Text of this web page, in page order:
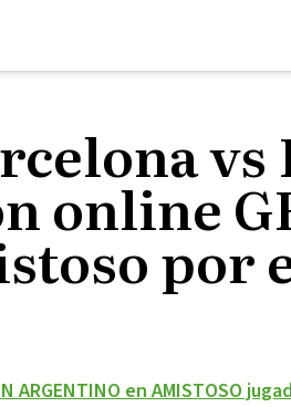
vs
online
por
ARGENTINO en AMISTOSO